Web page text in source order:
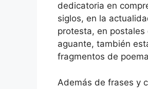
dedicatoria en
siglos, en la
protesta, en
aguante, también
fragmentos de
Además de frases y